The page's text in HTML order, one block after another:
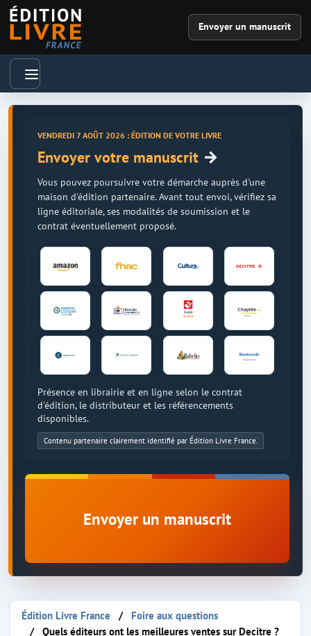
Envoyer un manuscrit
VENDREDI 7 AOÛT 2026 : ÉDITION DE VOTRE LIVRE
Envoyer votre manuscrit →
Vous pouvez poursuivre votre démarche auprès d'une
maison d'édition partenaire. Avant tout envoi, vérifiez sa
ligne éditoriale, ses modalités de soumission et le
contrat éventuellement proposé.
Présence en librairie et en ligne selon le contrat
d'édition, le distributeur et les référencements
disponibles.
Contenu partenaire clairement identifié par Édition Livre France.
Envoyer un manuscrit
Édition Livre France
Foire aux questions
Quels éditeurs ont les meilleures ventes sur Decitre ?